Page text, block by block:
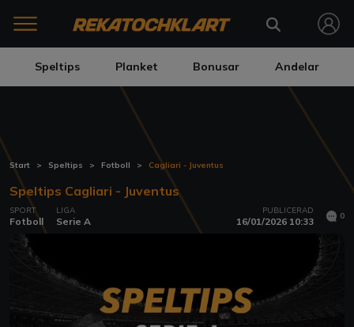
Speltips Planket Bonusar Andelar
Start Speltips Fotboll Cagliari - Juventus
Speltips Cagliari - Juventus
SPORT
Fotboll
LIGA
Serie A
PUBLICERAD
16/01/2026 10:33 0